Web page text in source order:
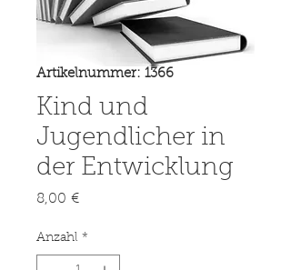
Artikelnummer: 1366
Kind und
Jugendlicher in
der Entwicklung
8,00 €Preis
Anzahl *